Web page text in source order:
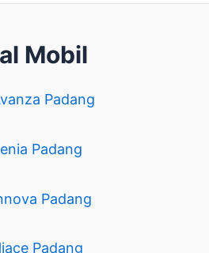
Mobil
Padang
Padang
Padang
Padang